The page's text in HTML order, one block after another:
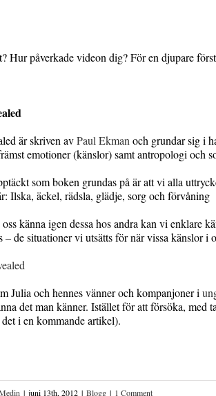
Hur påverkade videon dig? För en djupare
är skriven avPaul Ekman och grundar sig i
emotioner (känslor) samt antropologi och
som boken grundas på är att vi alla
Ilska, äckel, rädsla, glädje, sorg och förvåning
känna igen dessa hos andra kan vi enklare
– de situationer vi utsätts för när vissa känslor i
Julia och hennes vänner och kompanjoner i
det man känner. Istället för att försöka,
i en kommande artikel).
| juni 13th, 2012 | Blogg | 1 Comment